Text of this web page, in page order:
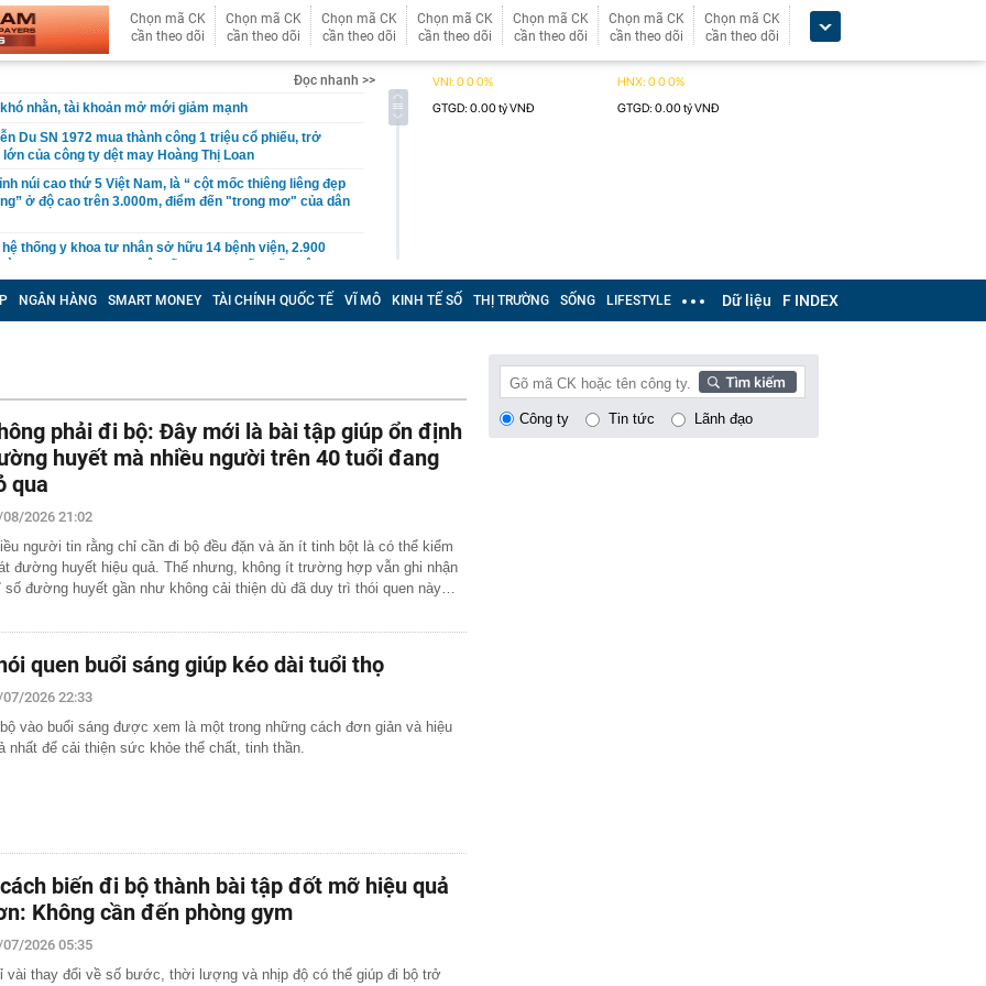
Chọn mã CK
cần theo dõi
Chọn mã CK
cần theo dõi
Chọn mã CK
cần theo dõi
Chọn mã CK
cần theo dõi
Chọn mã CK
cần theo dõi
Chọn mã CK
cần theo dõi
Chọn mã CK
cần theo dõi
Đọc nhanh >>
nhằn, tài khoản mở mới giảm mạnh
Du SN 1972 mua thành công 1 triệu cổ phiếu, trở
của công ty dệt may Hoàng Thị Loan
núi cao thứ 5 Việt Nam, là “ cột mốc thiêng liêng đẹp
ở độ cao trên 3.000m, điểm đến "trong mơ" của dân
thống y khoa tư nhân sở hữu 14 bệnh viện, 2.900
bị HoSE cắt margin trong tháng 8
tăng hơn 120%
dự phóng VN-Index có thể chạm mốc 1.885 điểm
8
lượng tiền hơn 62.000 tỷ đồng, lớn hơn cả Vinhomes,
Máy Xanh, Bách Hóa Xanh, An Khang, vốn hóa
DMX
nhà cổ, phát hiện 'kho báu' gồm 1.000 đồng tiền vàng và
trong nhiều ngăn bí mật - giá trị hơn 18 tỷ đồng
biết ngôi nhà có phong thuỷ không thuận lợi
khách đến Việt Nam đông nhất 7 tháng đầu năm,
tiết lộ: Khách thường chọn quả to, người trong
5 chi tiết này trước
tốc quỳ gối 1h an ủi khách: 7 năm sau ở khách sạn 5
nhà, bay hạng thương gia
xương trẻ khỏe như phụ nữ 30, bác sĩ kinh ngạc khi
tâm huyết của NSND Tự Long
USD/ounce, chuyên gia dự báo đỉnh mới
những người không rút điện ấm siêu tốc trước khi ngủ
có thêm "lá bài" từ Triều Tiên: Điểm yếu của Ukraine
sâu?
NGÂN HÀNG SMART MONEY TÀI CHÍNH QUỐC TẾ VĨ MÔ KINH TẾ SỐ THỊ TRƯỜNG SỐNG LIFESTYLE Dữ liệu F INDEX
phải đi bộ: Đây mới là bài tập giúp ổn định
huyết mà nhiều người trên 40 tuổi đang
qua
2026 21:02
người tin rằng chỉ cần đi bộ đều đặn và ăn ít tinh bột là có thể kiểm
đường huyết hiệu quả. Thế nhưng, không ít trường hợp vẫn ghi nhận
số đường huyết gần như không cải thiện dù đã duy trì thói quen này…
quen buổi sáng giúp kéo dài tuổi thọ
2026 22:33
vào buổi sáng được xem là một trong những cách đơn giản và hiệu
nhất để cải thiện sức khỏe thể chất, tinh thần.
biến đi bộ thành bài tập đốt mỡ hiệu quả
Không cần đến phòng gym
2026 05:35
vài thay đổi về số bước, thời lượng và nhịp độ có thể giúp đi bộ trở
Công ty Tin tức Lãnh đạo